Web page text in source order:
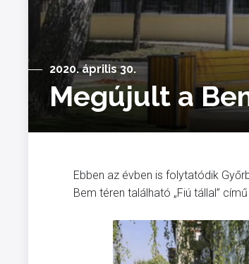
2020. április 30.
Megújult a
Ebben az évben is folytatódik
Bem téren található „Fiú tállal”